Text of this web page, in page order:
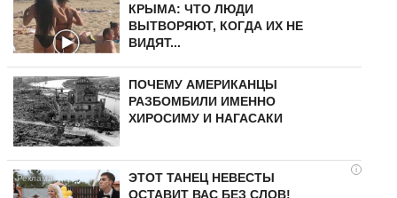
КРЫМА: ЧТО ЛЮДИ
ВЫТВОРЯЮТ, КОГДА ИХ НЕ
ВИДЯТ...
ПОЧЕМУ АМЕРИКАНЦЫ
РАЗБОМБИЛИ ИМЕННО
ХИРОСИМУ И НАГАСАКИ
i
ЭТОТ ТАНЕЦ НЕВЕСТЫ
ОСТАВИТ ВАС БЕЗ СЛОВ!